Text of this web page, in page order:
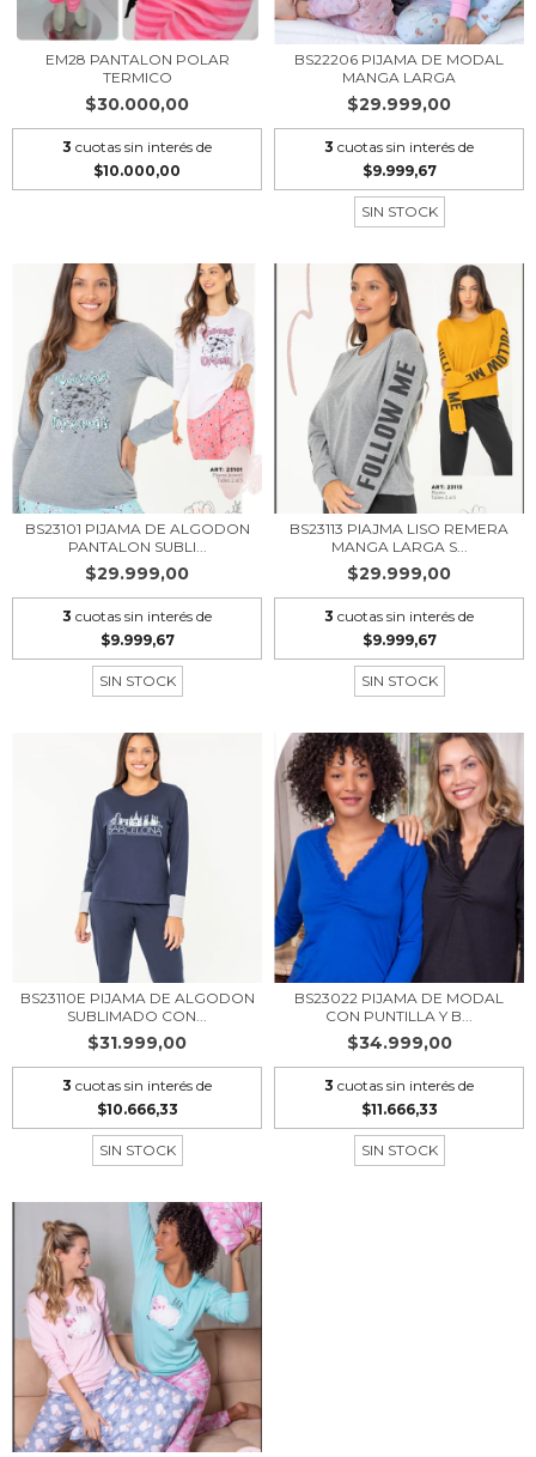
EM28 PANTALON POLAR
TERMICO
$30.000,00
3 cuotas sin interés de
$10.000,00
BS22206 PIJAMA DE MODAL
MANGA LARGA
$29.999,00
3 cuotas sin interés de
$9.999,67
SIN STOCK
BS23101 PIJAMA DE ALGODON
PANTALON SUBLI...
$29.999,00
3 cuotas sin interés de
$9.999,67
SIN STOCK
BS23113 PIAJMA LISO REMERA
MANGA LARGA S...
$29.999,00
3 cuotas sin interés de
$9.999,67
SIN STOCK
BS23110E PIJAMA DE ALGODON
SUBLIMADO CON...
$31.999,00
3 cuotas sin interés de
$10.666,33
SIN STOCK
BS23022 PIJAMA DE MODAL
CON PUNTILLA Y B...
$34.999,00
3 cuotas sin interés de
$11.666,33
SIN STOCK